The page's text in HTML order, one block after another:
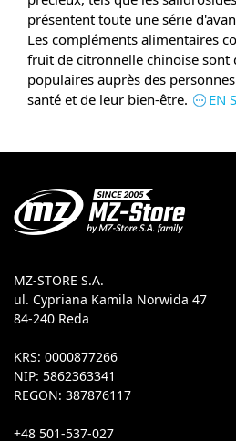
présentent toute une série
Les compléments alimentaires
fruit de citronnelle chinoise sont
populaires auprès des
santé et de leur bien-être.
EN
MZ-STORE S.A.
ul. Cypriana Kamila Norwida 47
84-240 Reda
KRS: 0000877266
NIP: 5862363341
REGON: 387876117
+48 501-537-027